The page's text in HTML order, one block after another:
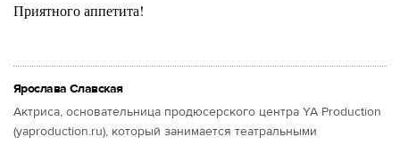
Приятного аппетита!
Ярослава Славская
Актриса, основательница продюсерского центра YA Production
(yaproduction.ru), который занимается театральными